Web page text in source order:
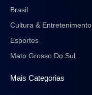
Brasil
Cultura & Entretenimento
Esportes
Mato Grosso Do Sul
Mais Categorias